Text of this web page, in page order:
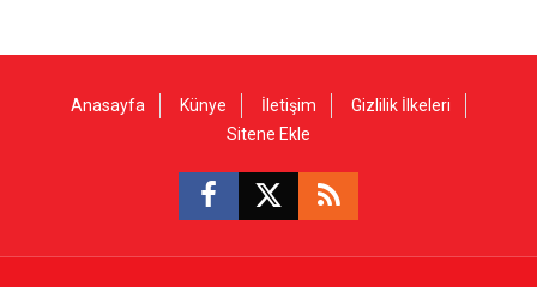
Anasayfa Künye İletişim
Gizlilik İlkeleri
Sitene Ekle